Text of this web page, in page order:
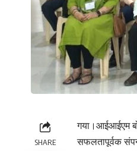
SHARE
गया।आईआईएम
सफलतापूर्वक